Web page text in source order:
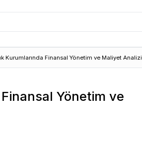
Kurumlarında Finansal Yönetim ve Maliyet Analizi
Yönetim ve